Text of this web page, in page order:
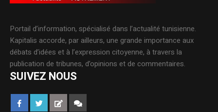
Portail d’information, spécialisé dans l’actualité tunisienne.
Kapitalis accorde, par ailleurs, une grande importance aux
débats d’idées et à l’expression citoyenne, à travers la
publication de tribunes, d’opinions et de commentaires.
SUIVEZ NOUS